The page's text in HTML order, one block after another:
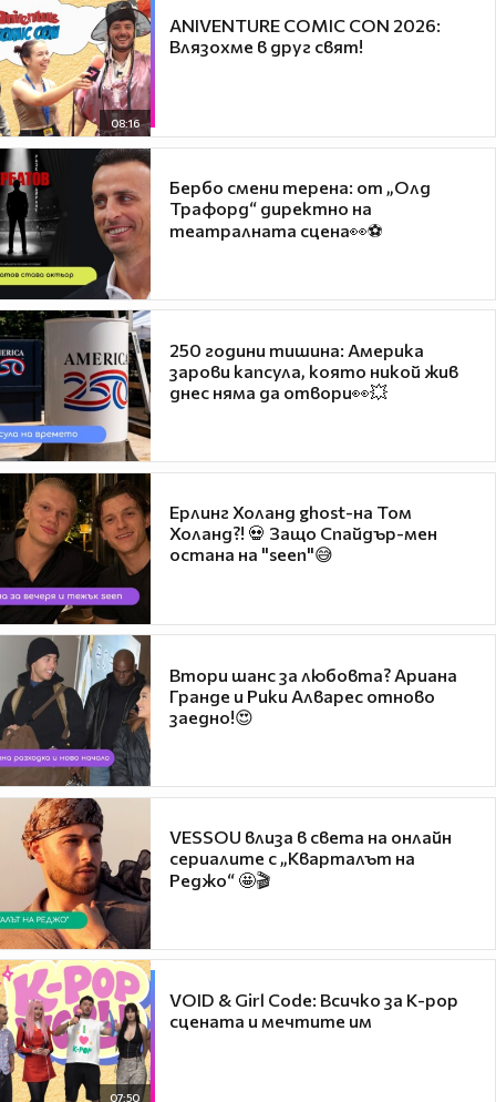
08:16
ANIVENTURE COMIC CON 2026:
Влязохме в друг свят!
Бербо смени терена: от „Олд
Трафорд“ директно на
театралната сцена👀⚽
250 години тишина: Америка
зарови капсула, която никой жив
днес няма да отвори👀💥
Ерлинг Холанд ghost-на Том
Холанд?! 💀 Защо Спайдър-мен
остана на "seen"😅
Втори шанс за любовта? Ариана
Гранде и Рики Алварес отново
заедно!😍
VESSOU влиза в света на онлайн
сериалите с „Кварталът на
Реджо“ 🤩🎬
07:50
VOID & Girl Code: Всичко за K-pop
сцената и мечтите им